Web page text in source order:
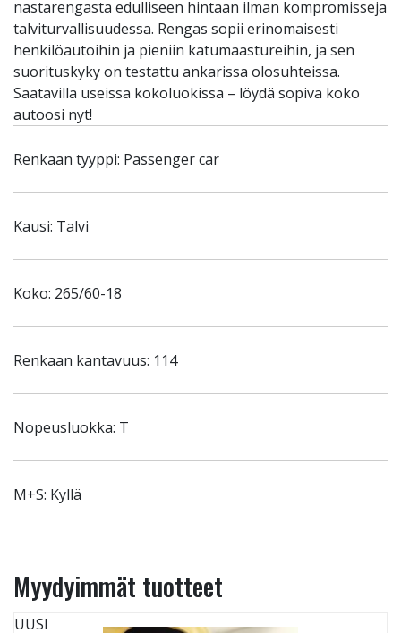
nastarengasta edulliseen hintaan ilman kompromisseja
talviturvallisuudessa. Rengas sopii erinomaisesti
henkilöautoihin ja pieniin katumaastureihin, ja sen
suorituskyky on testattu ankarissa olosuhteissa.
Saatavilla useissa kokoluokissa – löydä sopiva koko
autoosi nyt!
Renkaan tyyppi: Passenger car
Kausi: Talvi
Koko: 265/60-18
Renkaan kantavuus: 114
Nopeusluokka: T
M+S: Kyllä
Myydyimmät tuotteet
UUSI